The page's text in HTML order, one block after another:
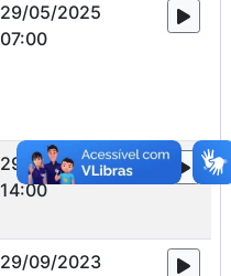
29/05/2025
07:00
29/02/2024
14:00
29/09/2023